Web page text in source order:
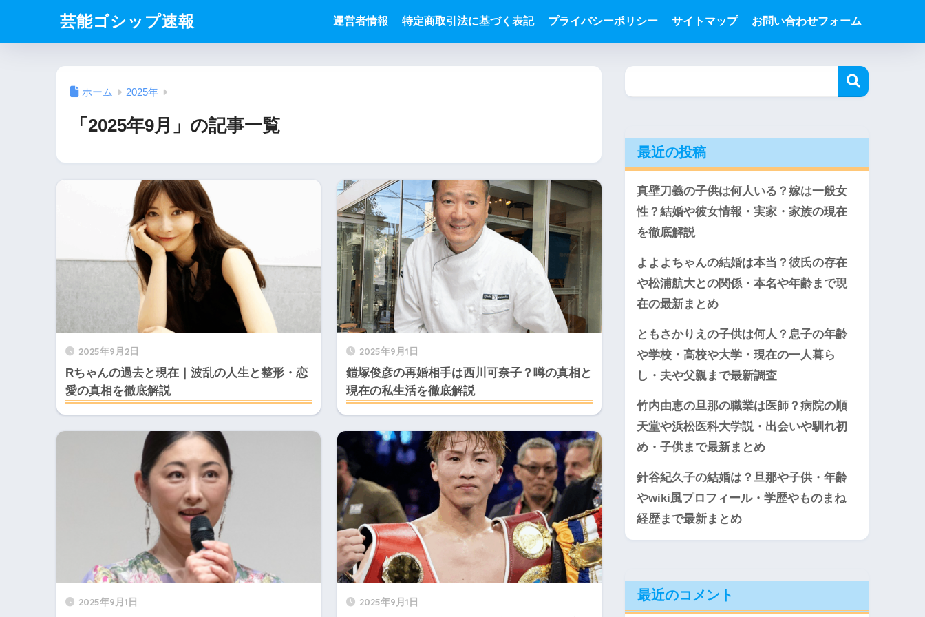
芸能ゴシップ速報 運営者情報 特定商取引法に基づく表記 プライバシーポリシー サイトマップ お問い合わせフォーム
ホーム 2025年
「2025年9月」の記事一覧
2025年9月2日
Rちゃんの過去と現在｜波乱の人生と整形・恋
愛の真相を徹底解説
2025年9月1日
鎧塚俊彦の再婚相手は西川可奈子？噂の真相と
現在の私生活を徹底解説
2025年9月1日 2025年9月1日
最近の投稿
真壁刀義の子供は何人いる？嫁は一般女
性？結婚や彼女情報・実家・家族の現在
を徹底解説
よよよちゃんの結婚は本当？彼氏の存在
や松浦航大との関係・本名や年齢まで現
在の最新まとめ
ともさかりえの子供は何人？息子の年齢
や学校・高校や大学・現在の一人暮ら
し・夫や父親まで最新調査
竹内由恵の旦那の職業は医師？病院の順
天堂や浜松医科大学説・出会いや馴れ初
め・子供まで最新まとめ
針谷紀久子の結婚は？旦那や子供・年齢
やwiki風プロフィール・学歴やものまね
経歴まで最新まとめ
最近のコメント